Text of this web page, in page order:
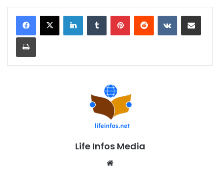
Life Infos Media